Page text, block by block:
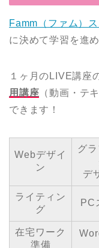
Famm（ファム）
に決めて学習を進め
１ヶ月のLIVE講座
用講座 （動画・テ
できます！
Webデザイ
ン
グ
デ
ライティン
グ
PC
在宅ワーク
準備